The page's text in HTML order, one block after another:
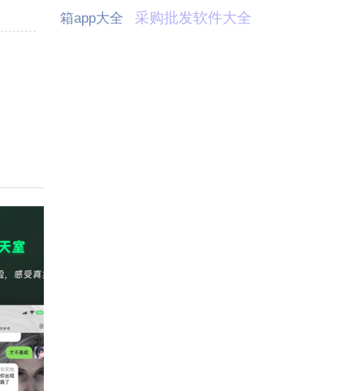
箱app大全
采购批发软件大全